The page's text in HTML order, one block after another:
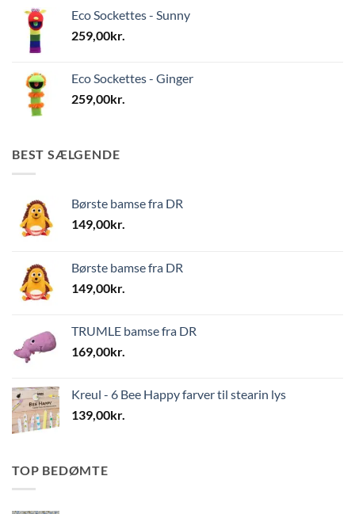
Eco Sockettes - Sunny
259,00kr.
Eco Sockettes - Ginger
259,00kr.
BEST SÆLGENDE
Børste bamse fra DR
149,00kr.
Børste bamse fra DR
149,00kr.
TRUMLE bamse fra DR
169,00kr.
Kreul - 6 Bee Happy farver til stearin lys
139,00kr.
TOP BEDØMTE